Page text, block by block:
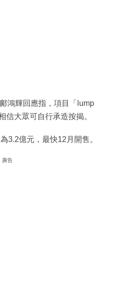
鴻輝回應指，項目「lump
信大眾可自行承造按揭。
3.2億元，最快12月開售。
廣告